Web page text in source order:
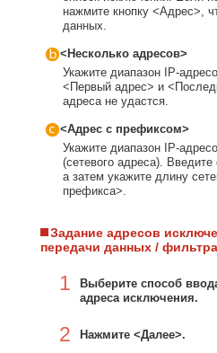
нажмите кнопку <Адрес>,
данных.
<Несколько адресов>
Укажите диапазон IP-
<Первый адрес> и
адреса не удастся.
<Адрес с префиксом>
Укажите диапазон IP-
(сетевого адреса).
а затем укажите длину
префикса>.
Задание адресов
передачи данных /
1
Выберите способ
адреса исключения.
2 Нажмите <Далее>.